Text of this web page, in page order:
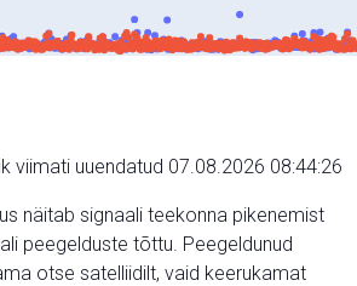
viimati uuendatud 07.08.2026 08:44:26
näitab signaali teekonna pikenemist
peegelduste tõttu. Peegeldunud
otse satelliidilt, vaid keerukamat